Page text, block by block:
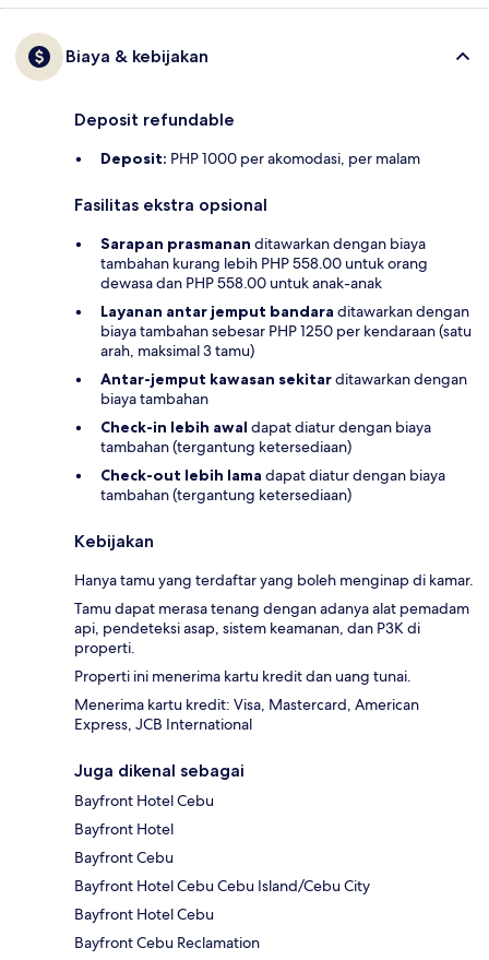
Biaya & kebijakan
Deposit refundable
Deposit: PHP 1000 per akomodasi, per malam
Fasilitas ekstra opsional
Sarapan prasmanan ditawarkan dengan biaya
tambahan kurang lebih PHP 558.00 untuk orang
dewasa dan PHP 558.00 untuk anak-anak
Layanan antar jemput bandara ditawarkan dengan
biaya tambahan sebesar PHP 1250 per kendaraan (satu
arah, maksimal 3 tamu)
Antar-jemput kawasan sekitarditawarkan dengan
biaya tambahan
Check-in lebih awal dapat diatur dengan biaya
tambahan (tergantung ketersediaan)
Check-out lebih lama dapat diatur dengan biaya
tambahan (tergantung ketersediaan)
Kebijakan
Hanya tamu yang terdaftar yang boleh menginap di kamar.
Tamu dapat merasa tenang dengan adanya alat pemadam
api, pendeteksi asap, sistem keamanan, dan P3K di
properti.
Properti ini menerima kartu kredit dan uang tunai.
Menerima kartu kredit: Visa, Mastercard, American
Express, JCB International
Juga dikenal sebagai
Bayfront Hotel Cebu
Bayfront Hotel
Bayfront Cebu
Bayfront Hotel Cebu Cebu Island/Cebu City
Bayfront Hotel Cebu
Bayfront Cebu Reclamation